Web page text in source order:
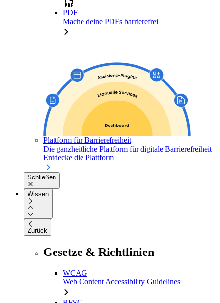
PDF
Mache deine PDFs barrierefrei
Plattform für Barrierefreiheit
Die ganzheitliche Plattform für digitale Barrierefreiheit
Entdecke die Plattform
Schließen
Wissen
Zurück
Gesetze & Richtlinien
WCAG
Web Content Accessibility Guidelines